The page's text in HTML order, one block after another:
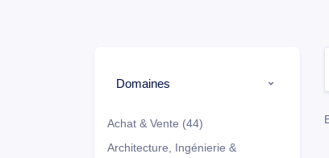
Domaines
Achat & Vente (44)
Architecture, Ingénierie &